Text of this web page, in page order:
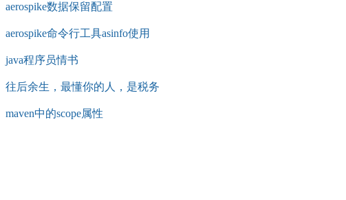
aerospike数据保留配置
aerospike命令行工具asinfo使用
java程序员情书
往后余生，最懂你的人，是税务
maven中的scope属性